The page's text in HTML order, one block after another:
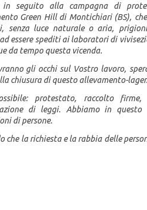
seguito alla campagna di
Green Hill di Montichiari (BS),
senza luce naturale o aria,
essere spediti ai laboratori di
da tempo questa vicenda.
gli occhi sul Vostro lavoro,
chiusura di questo allevamento-
protestato, raccolto
di leggi. Abbiamo in questo
di persone.
che la richiesta e la rabbia delle